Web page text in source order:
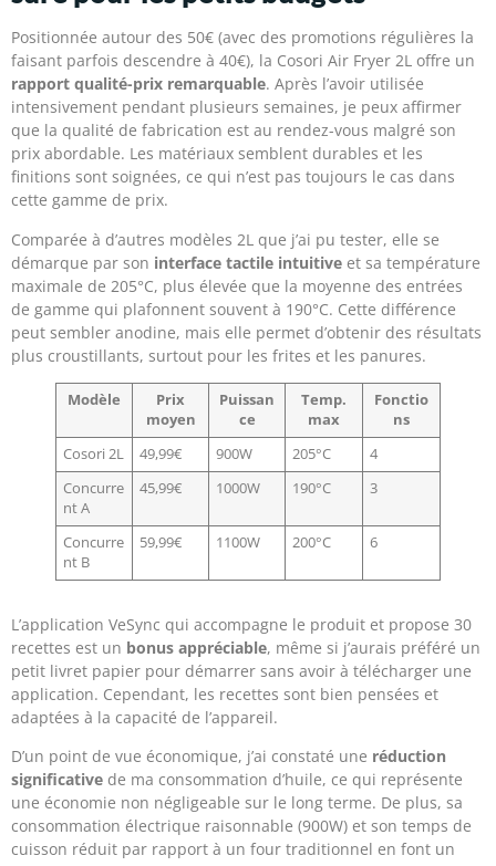
Positionnée autour des 50€ (avec des promotions régulières la
faisant parfois descendre à 40€), la Cosori Air Fryer 2L offre un
rapport qualité-prix remarquable. Après l’avoir utilisée
intensivement pendant plusieurs semaines, je peux affirmer
que la qualité de fabrication est au rendez-vous malgré son
prix abordable. Les matériaux semblent durables et les
finitions sont soignées, ce qui n’est pas toujours le cas dans
cette gamme de prix.
Comparée à d’autres modèles 2L que j’ai pu tester, elle se
démarque par son interface tactile intuitive et sa température
maximale de 205°C, plus élevée que la moyenne des entrées
de gamme qui plafonnent souvent à 190°C. Cette différence
peut sembler anodine, mais elle permet d’obtenir des résultats
plus croustillants, surtout pour les frites et les panures.
Modèle
Prix
moyen
Puissan
ce
Temp.
max
Fonctio
ns
Cosori 2L
49,99€ 900W 205°C
4
Concurre
nt A
45,99€ 1000W 190°C 3
Concurre
nt B
59,99€ 1100W 200°C 6
L’application VeSync qui accompagne le produit et propose 30
recettes est un bonus appréciable, même si j’aurais préféré un
petit livret papier pour démarrer sans avoir à télécharger une
application. Cependant, les recettes sont bien pensées et
adaptées à la capacité de l’appareil.
D’un point de vue économique, j’ai constaté une réduction
significative de ma consommation d’huile, ce qui représente
une économie non négligeable sur le long terme. De plus, sa
consommation électrique raisonnable (900W) et son temps de
cuisson réduit par rapport à un four traditionnel en font un